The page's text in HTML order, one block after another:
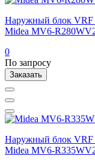
Наружный блок VRF
Midea MV6-
0
По запросу
Заказать
Наружный блок VRF
Midea MV6-